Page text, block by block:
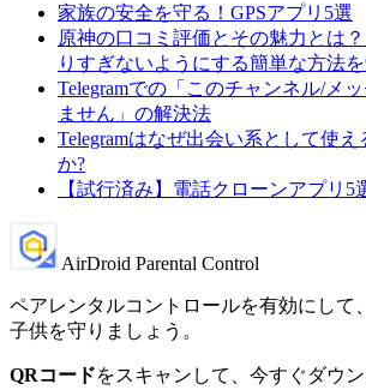
家族の安全を守る！GPSアプリ5選
原神の口コミ評価とその魅力とは
りすぎないようにする簡単な方法を
Telegramでの「このチャンネル/メ
ません」の解決法
Telegramはなぜ出会い系として使
か?
【試行済み】電話クローンアプリ5
AirDroid Parental Control
ペアレンタルコントロールを有効にして
子供を守りましょう。
QRコードをスキャンして、今すぐダウン